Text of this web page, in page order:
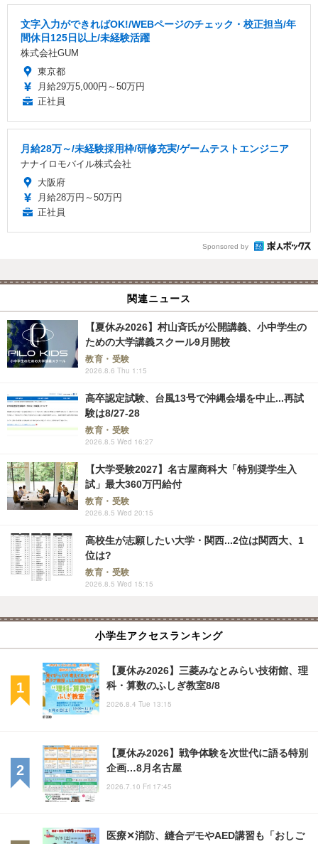
文字入力ができればOK!/WEBページのチェック・校正担当/年
間休日125日以上/未経験活躍
株式会社GUM
東京都
月給29万5,000円～50万円
正社員
月給28万～/未経験採用枠/研修充実/ゲームテストエンジニア
ナナイロモバイル株式会社
大阪府
月給28万円～50万円
正社員
Sponsored by
関連ニュース
【夏休み2026】村山斉氏が公開講義、小中学生の
ための大学講義スクール9月開校
教育・受験
2026.8.6 Thu 1:15
高卒認定試験、台風13号で沖縄会場を中止...再試
験は8/27-28
教育・受験
2026.8.5 Wed 16:27
【大学受験2027】名古屋商科大「特別奨学生入
試」最大360万円給付
教育・受験
2026.8.5 Wed 20:15
高校生が志願したい大学・関西...2位は関西大、1
位は?
教育・受験
2026.8.5 Wed 15:15
小学生アクセスランキング
【夏休み2026】三菱みなとみらい技術館、理
科・算数のふしぎ教室8/8
2026.8.4 Tue 13:15
【夏休み2026】戦争体験を次世代に語る特別
企画…8月名古屋
2026.7.10 Fri 17:45
医療✕消防、縫合デモやAED講習も「おしご